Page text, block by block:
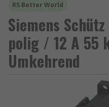
RS Better World
Siemens
polig / 12 A 55
Umkehrend